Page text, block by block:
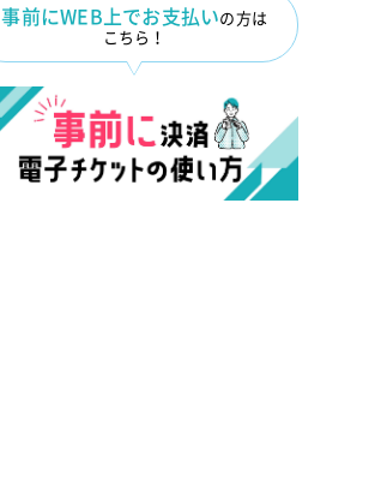
事前にWEB上でお支払いの方は
こちら！